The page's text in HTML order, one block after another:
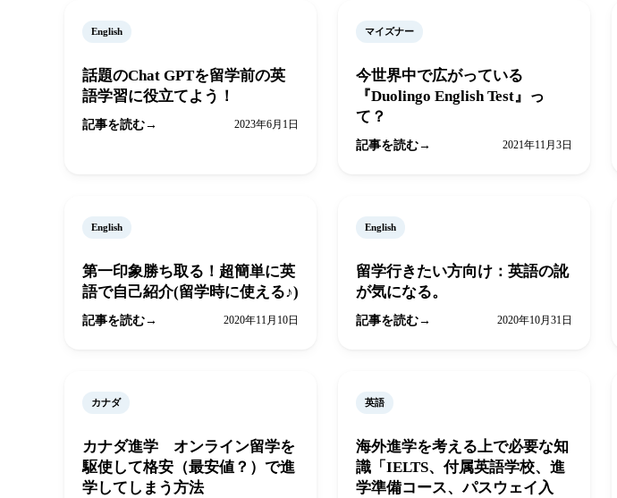
English
話題のChat GPTを留学前の英
語学習に役立てよう！
記事を読む 2023年6月1日
マイズナー
今世界中で広がっている
『Duolingo English Test』っ
て？
記事を読む 2021年11月3日
English
第一印象勝ち取る！超簡単に英
語で自己紹介(留学時に使える♪)
記事を読む 2020年11月10日
English
留学行きたい方向け：英語の訛
が気になる。
記事を読む 2020年10月31日
カナダ
カナダ進学 オンライン留学を
駆使して格安（最安値？）で進
学してしまう方法
英語
海外進学を考える上で必要な知
識「IELTS、付属英語学校、進
学準備コース、パスウェイ入